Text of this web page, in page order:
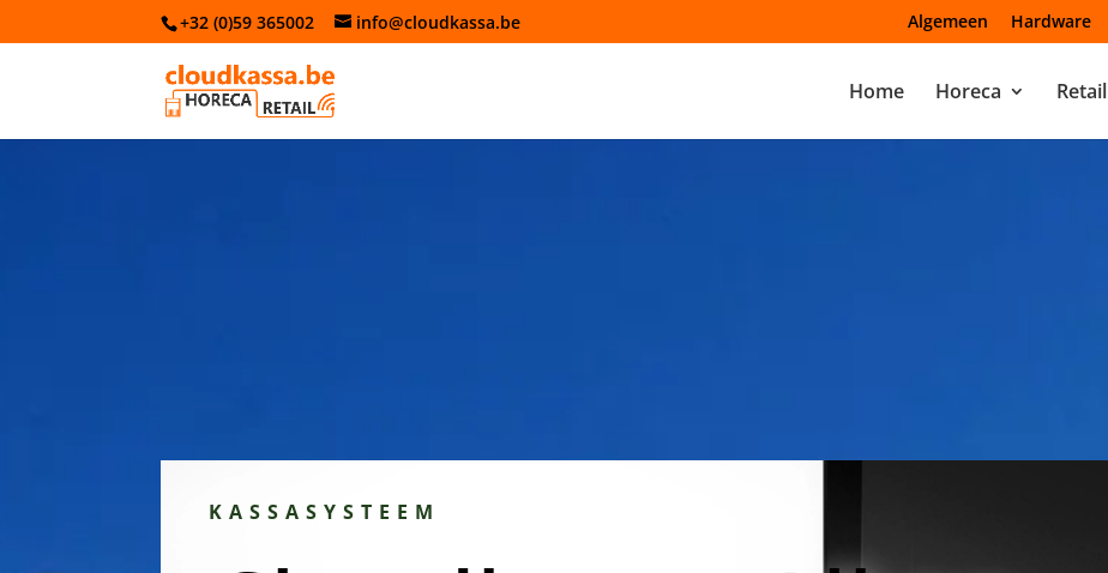
+32 (0)59 365002 info@cloudkassa.be Algemeen Hardware
Home Horeca Retail
KASSASYSTEEM